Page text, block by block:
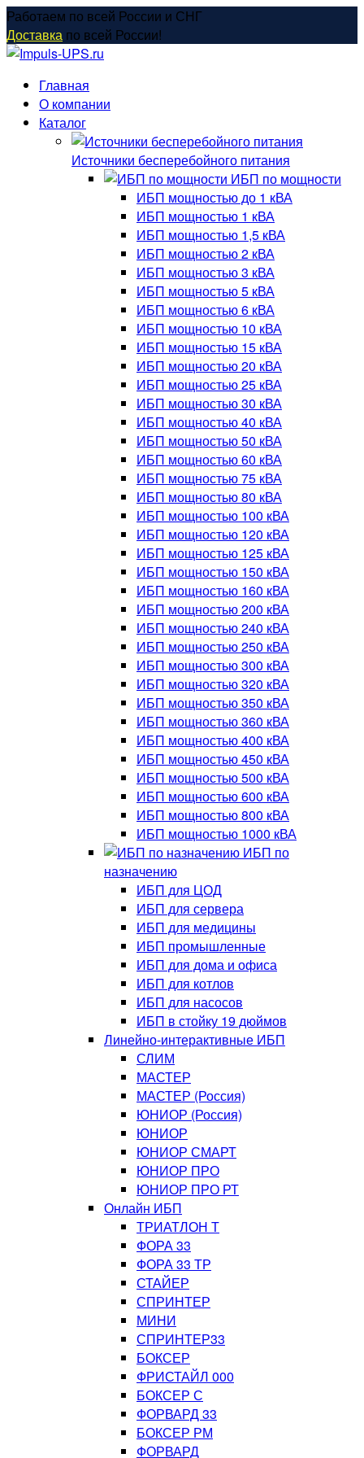
Перейти
к
содержанию
Работаем по всей России и СНГ
Доставка по всей России!
Главная
О компании
Каталог
Источники бесперебойного питания
ИБП по мощности
ИБП мощностью до 1 кВА
ИБП мощностью 1 кВА
ИБП мощностью 1,5 кВА
ИБП мощностью 2 кВА
ИБП мощностью 3 кВА
ИБП мощностью 5 кВА
ИБП мощностью 6 кВА
ИБП мощностью 10 кВА
ИБП мощностью 15 кВА
ИБП мощностью 20 кВА
ИБП мощностью 25 кВА
ИБП мощностью 30 кВА
ИБП мощностью 40 кВА
ИБП мощностью 50 кВА
ИБП мощностью 60 кВА
ИБП мощностью 75 кВА
ИБП мощностью 80 кВА
ИБП мощностью 100 кВА
ИБП мощностью 120 кВА
ИБП мощностью 125 кВА
ИБП мощностью 150 кВА
ИБП мощностью 160 кВА
ИБП мощностью 200 кВА
ИБП мощностью 240 кВА
ИБП мощностью 250 кВА
ИБП мощностью 300 кВА
ИБП мощностью 320 кВА
ИБП мощностью 350 кВА
ИБП мощностью 360 кВА
ИБП мощностью 400 кВА
ИБП мощностью 450 кВА
ИБП мощностью 500 кВА
ИБП мощностью 600 кВА
ИБП мощностью 800 кВА
ИБП мощностью 1000 кВА
ИБП по
назначению
ИБП для ЦОД
ИБП для сервера
ИБП для медицины
ИБП промышленные
ИБП для дома и офиса
ИБП для котлов
ИБП для насосов
ИБП в стойку 19 дюймов
Линейно-интерактивные ИБП
СЛИМ
МАСТЕР
МАСТЕР (Россия)
ЮНИОР (Россия)
ЮНИОР
ЮНИОР СМАРТ
ЮНИОР ПРО
ЮНИОР ПРО РТ
Онлайн ИБП
ТРИАТЛОН Т
ФОРА 33
ФОРА 33 ТР
СТАЙЕР
СПРИНТЕР
МИНИ
СПРИНТЕР33
БОКСЕР
ФРИСТАЙЛ 000
БОКСЕР С
ФОРВАРД 33
БОКСЕР РМ
ФОРВАРД